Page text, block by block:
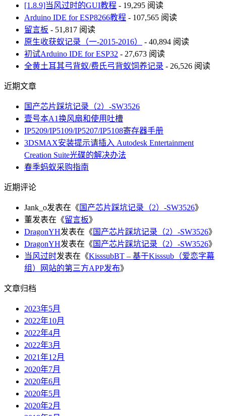
[1.8.9]当风过时的GUI教程 - 19,295 阅读
Arduino IDE for ESP8266教程 - 107,565 阅读
留言板 - 51,817 阅读
原生收获蚁记录（一-2015-2016）
- 40,894 阅读
初试Arduino IDE for ESP32 - 27,673 阅读
全黄土耳其弓背蚁/费氏弓背蚁饲养记录 - 26,526 阅读
近期文章
国产芯片踩坑记录（2）-SW3526
壹号本A1换风扇和使用吐槽
IP5209/IP5109/IP5207/IP5108寄存器手册
3DSMAX安装提示请插入 Autodesk Entertainment
Creation Suite光碟的解决办法
春季蚂蚁采购指南
近期评论
Jank_o发表在《 国产芯片踩坑记录（2）-SW3526》
董发表在《留言板》
DragonYH发表在《 国产芯片踩坑记录（2）-SW3526》
DragonYH发表在《 国产芯片踩坑记录（2）-SW3526》
当风过时发表在《KisssubBT – 基于Kisssub（爱恋字幕
组）网站的第三方APP发布》
文章归档
2023年5月
2022年10月
2022年4月
2022年3月
2021年12月
2020年7月
2020年6月
2020年5月
2020年2月